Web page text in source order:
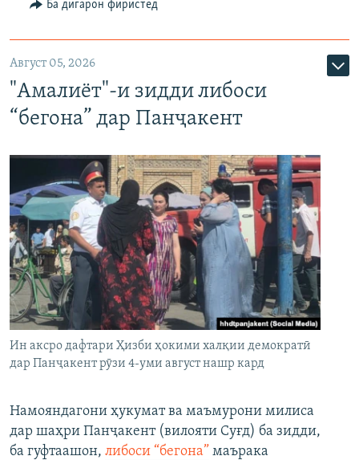
Ба дигарон фиристед
Август 05, 2026
"Амалиёт"-и зидди либоси
“бегона” дар Панҷакент
Ин аксро дафтари Ҳизби ҳокими халқии демократӣ
дар Панҷакент рӯзи 4-уми август нашр кард
Намояндагони ҳукумат ва маъмурони милиса
дар шаҳри Панҷакент (вилояти Суғд) ба зидди,
ба гуфтаашон, либоси “бегона” маърака